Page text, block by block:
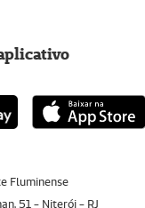
Fluminense
51 - Niterói - RJ